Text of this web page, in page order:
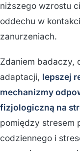
niższego wzrostu
oddechu w
zanurzeniach.
Zdaniem badaczy,
adaptacji, lepszej
mechanizmy
fizjologiczną na
pomiędzy stresem
codziennego i